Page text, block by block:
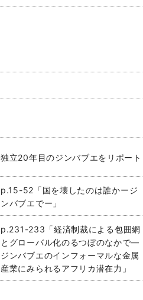
独立20年目のジンバブエをリポート
p.15-52「国を壊したのは誰かージ
ンバブエでー」
p.231-233「経済制裁による包囲網
とグローバル化のるつぼのなかで―
ジンバブエのインフォーマルな金属
産業にみられるアフリカ潜在力」